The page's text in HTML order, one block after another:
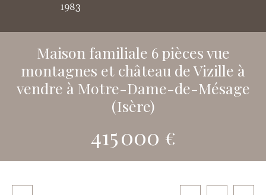
1983
Maison familiale 6 pièces vue
montagnes et château de Vizille à
vendre à Motre-Dame-de-Mésage
(Isère)
415 000 €